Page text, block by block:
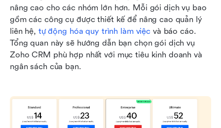
nâng cao cho các nhóm lớn hơn. Mỗi gói dịch vụ bao
gồm các công cụ được thiết kế để nâng cao quản lý
liên hệ, tự động hóa quy trình làm việc và báo cáo.
Tổng quan này sẽ hướng dẫn bạn chọn gói dịch vụ
Zoho CRM phù hợp nhất với mục tiêu kinh doanh và
ngân sách của bạn.